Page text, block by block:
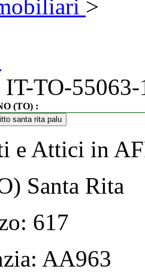
>
TO-
(TO) :
e Attici in
Santa Rita
617
AA963